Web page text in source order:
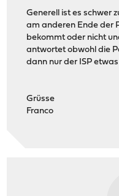
Generell ist es schwer
am anderen Ende der
bekommt oder nicht
antwortet obwohl die
dann nur der ISP
Grüsse
Franco